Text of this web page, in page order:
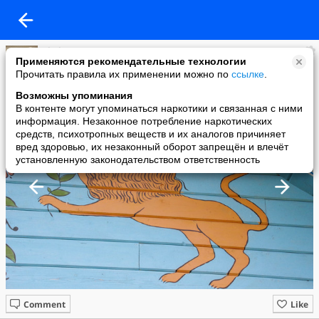
Применяются рекомендательные технологии
Прочитать правила их применении можно по ссылке
Возможны упоминания
В контенте могут упоминаться наркотики и связанная с ними
информация. Незаконное потребление наркотических
средств, психотропных веществ и их аналогов причиняет
вред здоровью, их незаконный оборот запрещён и влечёт
установленную законодательством ответственность
Shel
added a photo
07 Nov в 12:20
Like
Comment